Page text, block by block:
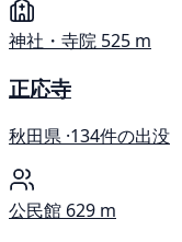
神社・寺院 525 m
正応寺
秋田県 ·134件の出没
公民館 629 m